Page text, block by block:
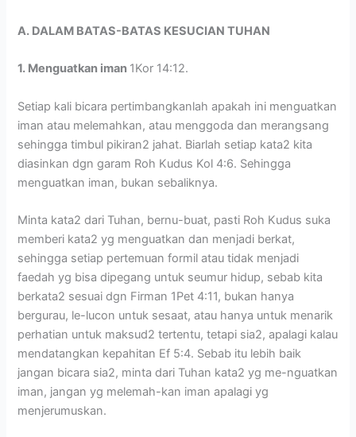
A. DALAM BATAS-BATAS KESUCIAN TUHAN
1. Menguatkan iman 1Kor 14:12.
Setiap kali bicara pertimbangkanlah apakah ini menguatkan
iman atau melemahkan, atau menggoda dan merangsang
sehingga timbul pikiran2 jahat. Biarlah setiap kata2 kita
diasinkan dgn garam Roh Kudus Kol 4:6. Sehingga
menguatkan iman, bukan sebaliknya.
Minta kata2 dari Tuhan, bernu-buat, pasti Roh Kudus suka
memberi kata2 yg menguatkan dan menjadi berkat,
sehingga setiap pertemuan formil atau tidak menjadi
faedah yg bisa dipegang untuk seumur hidup, sebab kita
berkata2 sesuai dgn Firman 1Pet 4:11, bukan hanya
bergurau, le-lucon untuk sesaat, atau hanya untuk menarik
perhatian untuk maksud2 tertentu, tetapi sia2, apalagi kalau
mendatangkan kepahitan Ef 5:4. Sebab itu lebih baik
jangan bicara sia2, minta dari Tuhan kata2 yg me-nguatkan
iman, jangan yg melemah-kan iman apalagi yg
menjerumuskan.